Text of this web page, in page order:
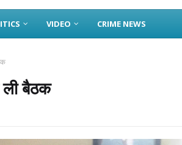
VIDEO CRIME NEWS
बैठक